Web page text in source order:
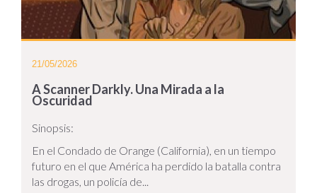
21/05/2026
A Scanner Darkly. Una Mirada a la
Oscuridad
Sinopsis:
En el Condado de Orange (California), en un tiempo
futuro en el que América ha perdido la batalla contra
las drogas, un policía de...